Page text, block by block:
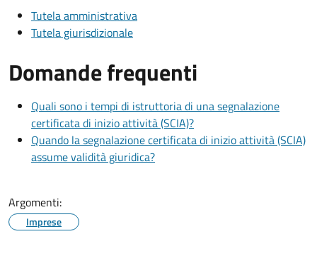
Tutela amministrativa
Tutela giurisdizionale
Domande frequenti
Quali sono i tempi di istruttoria di una segnalazione
certificata di inizio attività (SCIA)?
Quando la segnalazione certificata di inizio attività (SCIA)
assume validità giuridica?
Argomenti:
Imprese